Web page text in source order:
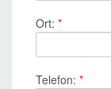
Ort: *
Telefon: *